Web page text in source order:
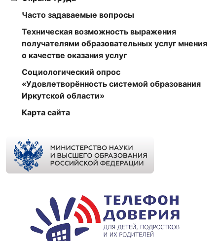
Часто задаваемые вопросы
Техническая возможность выражения
получателями образовательных услуг мнения
о качестве оказания услуг
Социологический опрос
«Удовлетворённость системой образования
Иркутской области»
Карта сайта